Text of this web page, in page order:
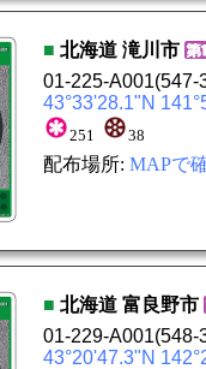
■ 北海道 滝川市
01-225-A001(547-
43°33'28.1"N
251 38
配布場所: MAPで
■ 北海道 富良野市
01-229-A001(548-
43°20'47.3"N